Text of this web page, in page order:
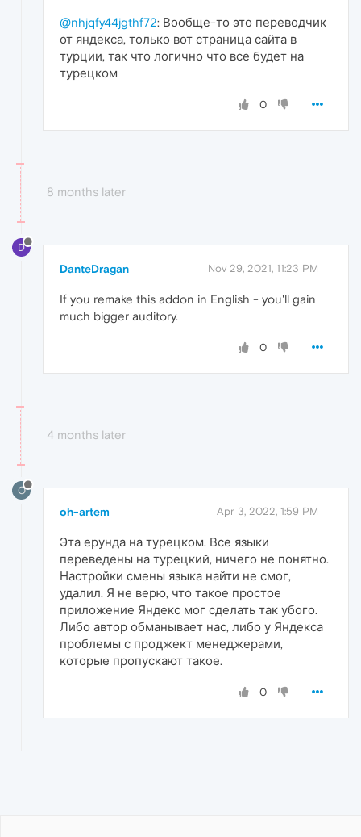
@nhjqfy44jgthf72: Вообще-то это переводчик
от яндекса, только вот страница сайта в
турции, так что логично что все будет на
турецком
0
8 months later
D
DanteDragan Nov 29, 2021, 11:23 PM
If you remake this addon in English - you'll gain
much bigger auditory.
0
4 months later
O
oh-artem Apr 3, 2022, 1:59 PM
Эта ерунда на турецком. Все языки
переведены на турецкий, ничего не понятно.
Настройки смены языка найти не смог,
удалил. Я не верю, что такое простое
приложение Яндекс мог сделать так убого.
Либо автор обманывает нас, либо у Яндекса
проблемы с проджект менеджерами,
которые пропускают такое.
0